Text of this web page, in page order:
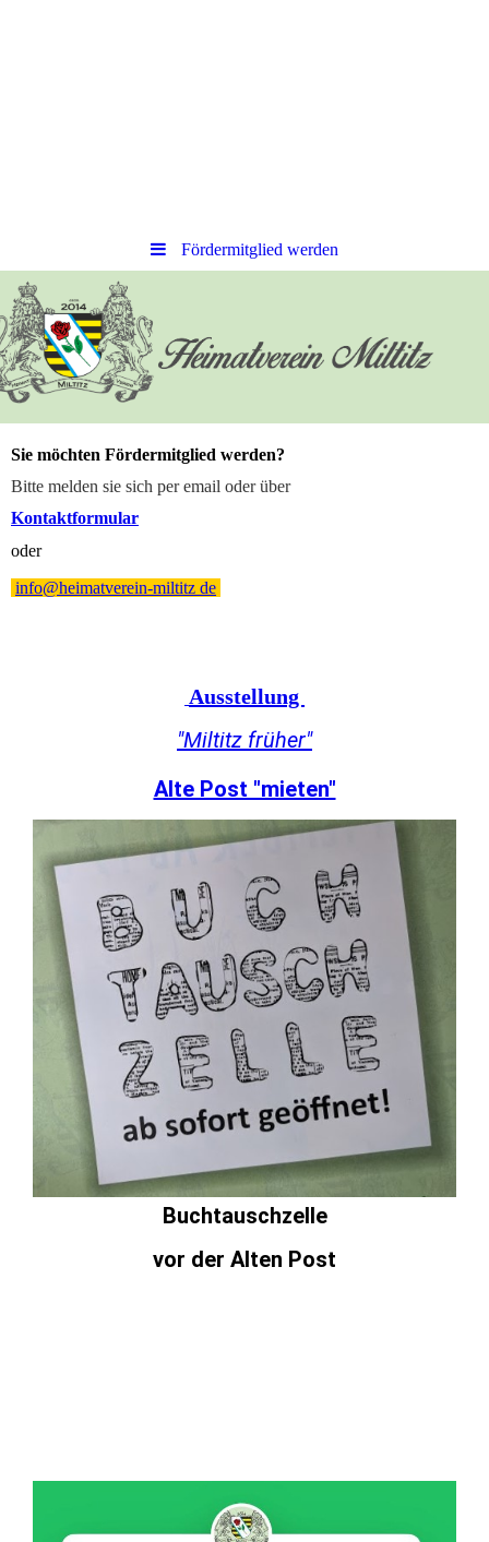
Fördermitglied werden
Sie möchten Fördermitglied werden?
Bitte melden sie sich per email oder über
Kontaktformular
oder
info@heimatverein-miltitz de
Ausstellung
"Miltitz früher"
Alte Post "mieten"
Buchtauschzelle
vor der Alten Post